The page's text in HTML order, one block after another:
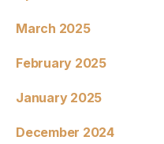
March 2025
February 2025
January 2025
December 2024